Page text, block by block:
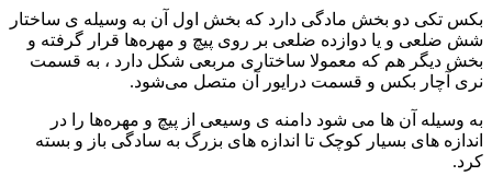
بکس‌ تکی دو بخش مادگی دارد که بخش اول آن به وسیله ی ساختار
شش ضلعی و یا دوازده ضلعی بر روی پیچ و مهره‌ها قرار گرفته و
بخش دیگر هم که معمولا ساختاری مربعی شکل دارد ، به قسمت
نری آچار بکس و قسمت درایور آن متصل می‌شود.
به وسیله آن ها می شود دامنه ی وسیعی از پیچ و مهره‌ها را در
اندازه های بسیار کوچک تا اندازه های بزرگ به سادگی باز و بسته
کرد.